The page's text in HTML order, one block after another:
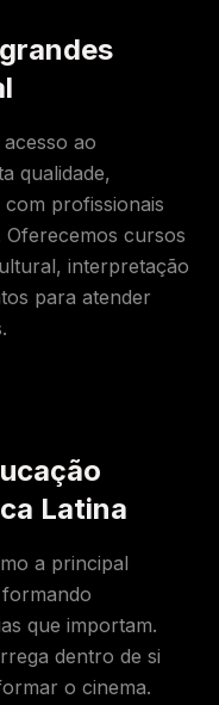
ao
qualidade,
profissionais
Oferecemos cursos
interpretação
para atender
Latina
a principal
que importam.
dentro de si
o cinema.